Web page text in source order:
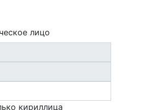
лицо
кириллица